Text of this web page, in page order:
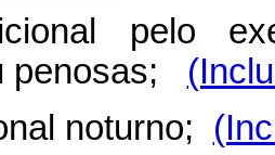
pelo
penosas;
noturno;